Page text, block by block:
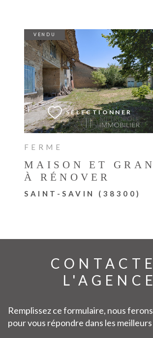
FERME
MAISON ET
À RÉNOVER
SAINT-SAVIN (38300)
VENDU
SÉLECTIONNER
VOIR LE BIEN
L'AGENCE
Remplissez ce formulaire, nous
pour vous répondre dans les meilleurs